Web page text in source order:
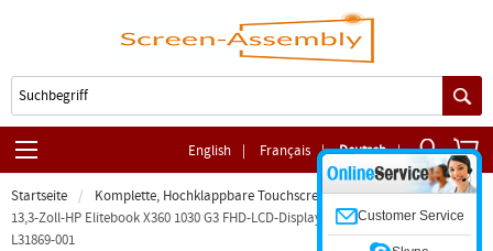
English | Français | Deutsch |
Startseite
Komplette, Hochklappbare Touchscreen-Baugruppe
13,3-Zoll-HP Elitebook X360 1030 G3 FHD-LCD-Display-Touchscreen-Baugruppe
L31869-001
Customer Service